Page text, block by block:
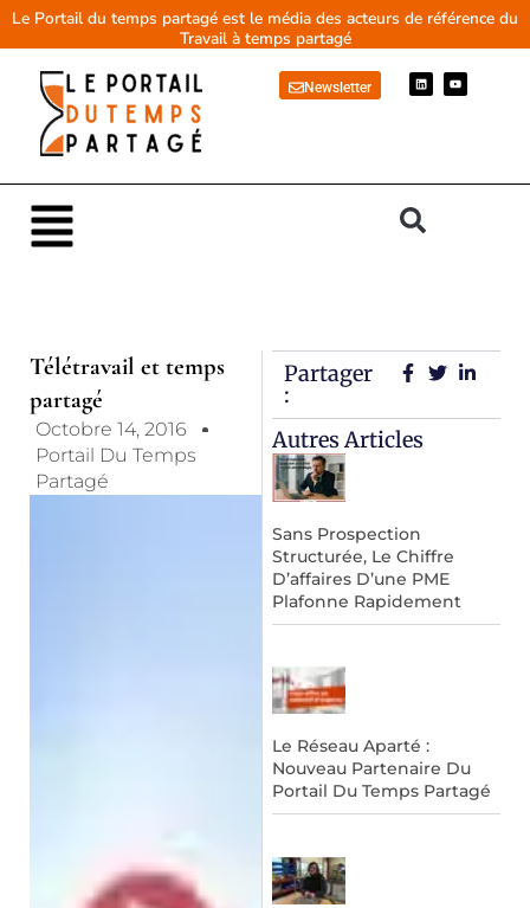
AllerLe Portail du temps partagé est le média des acteurs de référence du
Travail à temps partagé
Newsletter
L
i
n
Y
o
u
Main
Menu
Télétravail et temps
partagé
Octobre 14, 2016
Portail Du Temps
Partagé
Partager
:
Autres Articles
Sans Prospection
Structurée, Le Chiffre
D’affaires D’une PME
Plafonne Rapidement
Le Réseau Aparté :
Nouveau Partenaire Du
Portail Du Temps Partagé